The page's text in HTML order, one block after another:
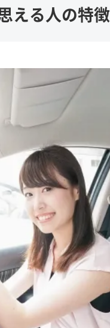
える人の特徴